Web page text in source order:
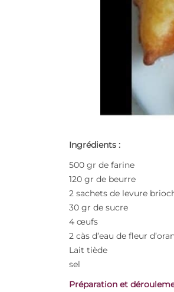
Ingrédients :
500 gr de farine
120 gr de beurre
2 sachets de levure
30 gr de sucre
4 œufs
2 càs d’eau de fleur
Lait tiède
sel
Préparation et